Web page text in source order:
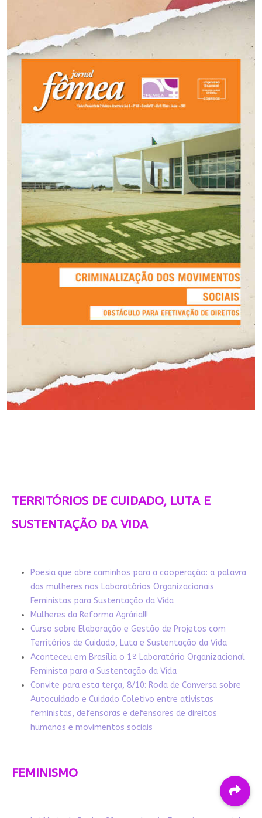
TERRITÓRIOS DE CUIDADO, LUTA E
SUSTENTAÇÃO DA VIDA
Poesia que abre caminhos para a cooperação: a palavra
das mulheres nos Laboratórios Organizacionais
Feministas para Sustentação da Vida
Mulheres da Reforma Agrária!!!
Curso sobre Elaboração e Gestão de Projetos com
Territórios de Cuidado, Luta e Sustentação da Vida
Aconteceu em Brasília o 1º Laboratório Organizacional
Feminista para a Sustentação da Vida
Convite para esta terça, 8/10: Roda de Conversa sobre
Autocuidado e Cuidado Coletivo entre ativistas
feministas, defensoras e defensores de direitos
humanos e movimentos sociais
FEMINISMO